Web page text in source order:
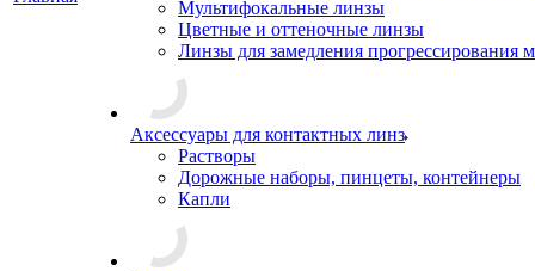
Мультифокальные линзы
Цветные и оттеночные линзы
Линзы для замедления прогрессирования
Аксессуары для контактных линз
Растворы
Дорожные наборы, пинцеты, контейнеры
Капли